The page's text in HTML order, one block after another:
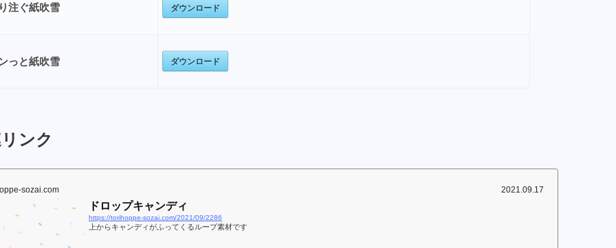
注ぐ紙吹雪 ダウンロード
っと紙吹雪 ダウンロード
ンク
sozai.com 2021.09.17
ドロップキャンディ
https://torihoppe-sozai.com/2021/09/2286
上からキャンディがふってくるループ素材です